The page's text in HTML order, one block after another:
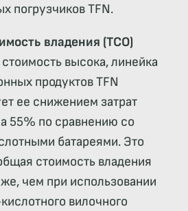
погрузчиков TFN.
владения (TCO)
высока, линейка
продуктов TFN
ее снижением затрат
55% по сравнению со
батареями. Это
стоимость владения
чем при использовании
вилочного